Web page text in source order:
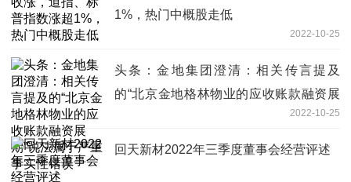
1%，热门中概股走低
2022-10-25
头条：金地集团澄清：相关传言提及
的“北京金地格林物业的应收账款融资展
2022-10-25
回天新材2022年三季度董事会经营评述